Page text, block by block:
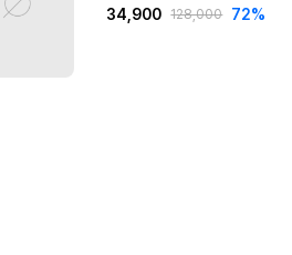
34,900 128,000 72%